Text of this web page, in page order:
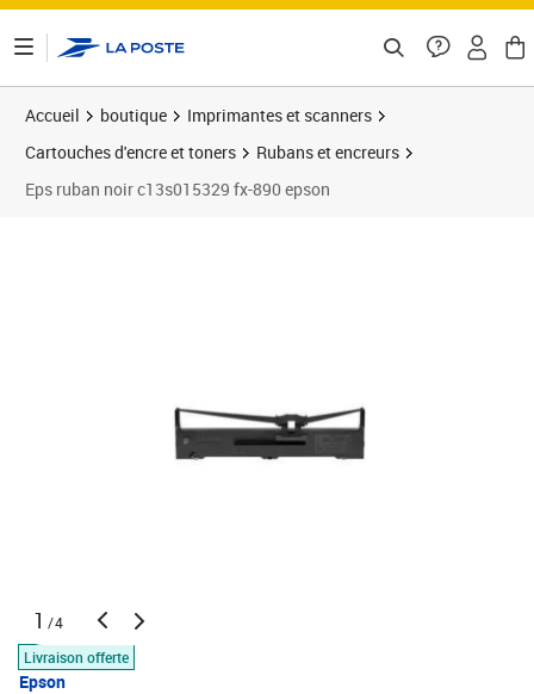
Accueil boutique
Imprimantes et scanners
Cartouches d'encre et toners
Rubans et encreurs
Eps ruban noir c13s015329 fx-890 epson
1 /4
Livraison offerte
Epson